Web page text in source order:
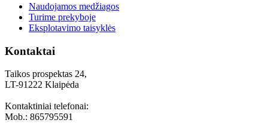
Naudojamos medžiagos
Turime prekyboje
Eksplotavimo taisyklės
Kontaktai
Taikos prospektas 24,
LT-91222 Klaipėda
Kontaktiniai telefonai:
Mob.: 865795591